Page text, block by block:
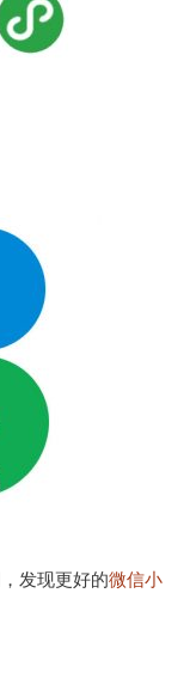
发现更好的微信小